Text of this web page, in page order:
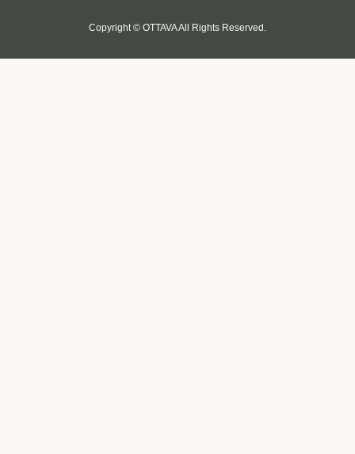
Copyright © OTTAVA All Rights Reserved.